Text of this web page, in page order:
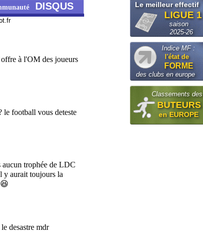
DISQUS Le meilleur effectif
LIGUE 1
saison
2025-26
Indice MF :
l'état de
FORME
des clubs en europe
Classements des
BUTEURS
en EUROPE